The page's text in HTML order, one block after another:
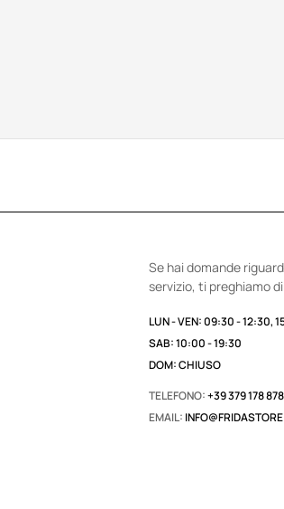
Se hai domande
servizio, ti preghiamo
LUN - VEN: 09:30 - 12:30,
SAB: 10:00 - 19:30
DOM: CHIUSO
TELEFONO:+39 379 178
EMAIL: